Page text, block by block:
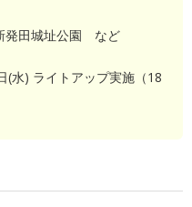
発田城址公園 など
(水) ライトアップ実施（18